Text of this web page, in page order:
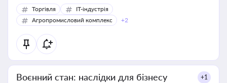
Торгівля
IT-індустрія
Агропромисловий комплекс
+2
Воєнний стан: наслідки для бізнесу +1